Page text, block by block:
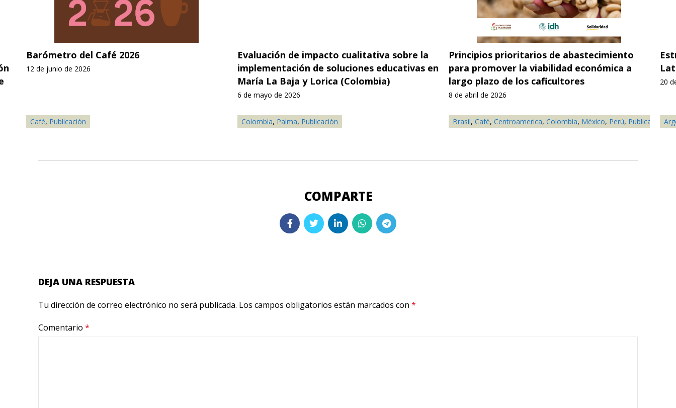
Café, Publicación
Barómetro del Café 2026
12 de junio de 2026
Colombia, Palma, Publicación
Evaluación de impacto cualitativa sobre la
implementación de soluciones educativas en
María La Baja y Lorica (Colombia)
6 de mayo de 2026
Brasil, Café, Centroamerica, Colombia, México, Perú, Publicación
Principios prioritarios de abastecimiento
para promover la viabilidad económica a
largo plazo de los caficultores
8 de abril de 2026
20
DEJA UNA RESPUESTA
Tu dirección de correo electrónico no será publicada. Los campos obligatorios están marcados con *
Comentario *